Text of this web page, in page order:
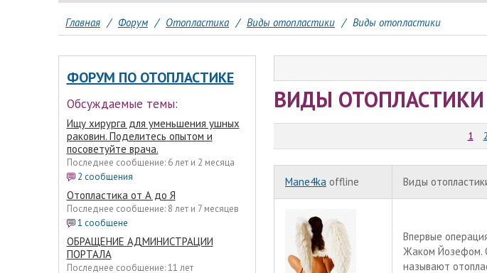
Главная / Форум / Отопластика / Виды отопластики / Виды отопластики
ФОРУМ ПО ОТОПЛАСТИКЕ
Обсуждаемые темы:
Ищу хирурга для уменьшения ушных
раковин. Поделитесь опытом и
посоветуйте врача.
Последнее сообщение: 6 лет и 2 месяца
2 сообщения
Отопластика от А до Я
Последнее сообщение: 8 лет и 7 месяцев
1 сообщене
ОБРАЩЕНИЕ АДМИНИСТРАЦИИ
ПОРТАЛА
Последнее сообщение: 11 лет
ВИДЫ ОТОПЛАСТИКИ
1 2
Mane4ka offline Виды
Впервые
Жаком Йозефом.
называют